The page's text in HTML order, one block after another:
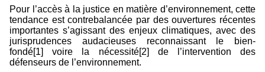
Pour l’accès à la justice en matière d’environnement, cette
tendance est contrebalancée par des ouvertures récentes
importantes s’agissant des enjeux climatiques, avec des
jurisprudences audacieuses reconnaissant le bien-
fondé[1] voire la nécessité[2] de l’intervention des
défenseurs de l’environnement.